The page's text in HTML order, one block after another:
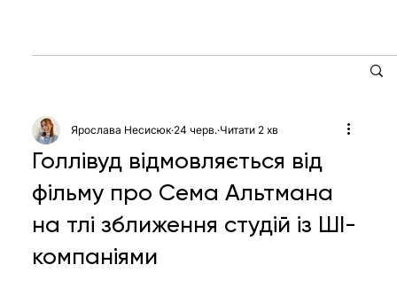
Голлівуд відмовляється від
фільму про Сема Альтмана
на тлі зближення студій із ШІ-
компаніями
Ярослава Несисюк 24 черв. Читати 2 хв